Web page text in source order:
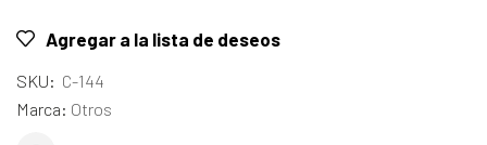
Agregar a la lista de deseos
SKU: C-144
Marca: Otros